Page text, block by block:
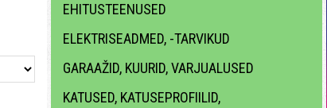
EHITUSTEENUSED
ELEKTRISEADMED, -TARVIKUD
GARAAŽID, KUURID, VARJUALUSED
KATUSED, KATUSEPROFIILID,